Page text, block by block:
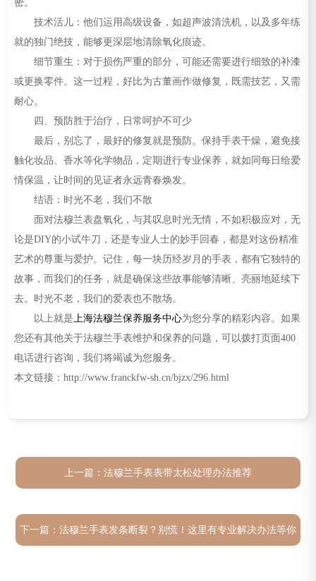
密。
技术活儿：他们运用高级设备，如超声波清洗机，以及多年练
就的独门绝技，能够更深层地清除氧化痕迹。
细节重生：对于损伤严重的部分，可能还需要进行细致的补漆
或更换零件。这一过程，好比为古董画作做修复，既需技艺，又需
耐心。
四、预防胜于治疗，日常呵护不可少
最后，别忘了，最好的修复就是预防。保持手表干燥，避免接
触化妆品、香水等化学物品，定期进行专业保养，就如同每日给爱
情保温，让时间的见证者永远青春焕发。
结语：时光不老，我们不散
面对法穆兰表盘氧化，与其叹息时光无情，不如积极应对，无
论是DIY的小试牛刀，还是专业人士的妙手回春，都是对这份精准
艺术的尊重与爱护。记住，每一块历经岁月的手表，都有它独特的
故事，而我们的任务，就是确保这些故事能够清晰、亮丽地延续下
去。时光不老，我们的爱表也不散场。
以上就是上海法穆兰保养服务中心为您分享的精彩内容。如果
您还有其他关于法穆兰手表维护和保养的问题，可以拨打页面400
电话进行咨询，我们将竭诚为您服务。
本文链接：http://www.franckfw-sh.cn/bjzx/296.html
上一篇： 法穆兰手表表带太松处理办法推荐
下一篇： 法穆兰手表发条断裂？别慌！这里有专业解决办法等你